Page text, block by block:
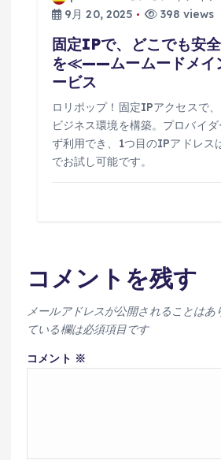
9月 20, 2025
398 views
固定IPで、どこでも安
を≪——ムームードメイ
ービス
ロリポップ！固定IPアクセスで
ビジネス環境を構築。プロバイ
ず利用でき、1つ目のIPアドレス
でお試し可能です。
コメントを残す
メールアドレスが公開されることはあ
ている欄は必須項目です
コメント ※